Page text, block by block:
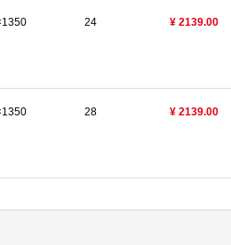
24 ¥ 2139.00
28 ¥ 2139.00